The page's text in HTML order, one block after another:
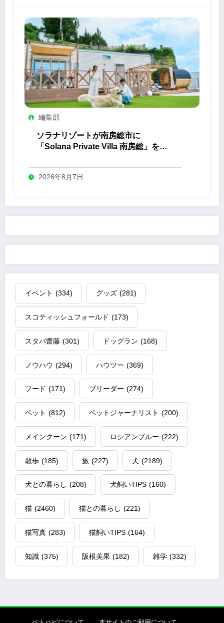
編集部
ソラナリゾートが南房総市に
「Solana Private Villa 南房総」を開
2026年8月7日
イベント (334) グッズ (281)
スコティッシュフォールド (173)
スタパ齋藤 (301) ドッグラン (168)
ノウハウ (294) ハウツー (369)
フード (171) ブリーダー (274)
ペット (812) ペットジャーナリスト (200)
メインクーン (171) ロシアンブルー (222)
散歩 (185) 旅 (227) 犬 (2189)
犬との暮らし (208) 犬飼いTIPS (160)
猫 (2460) 猫との暮らし (221)
猫写真 (283) 猫飼いTIPS (164)
知識 (375) 阪根美果 (182) 雑学 (332)